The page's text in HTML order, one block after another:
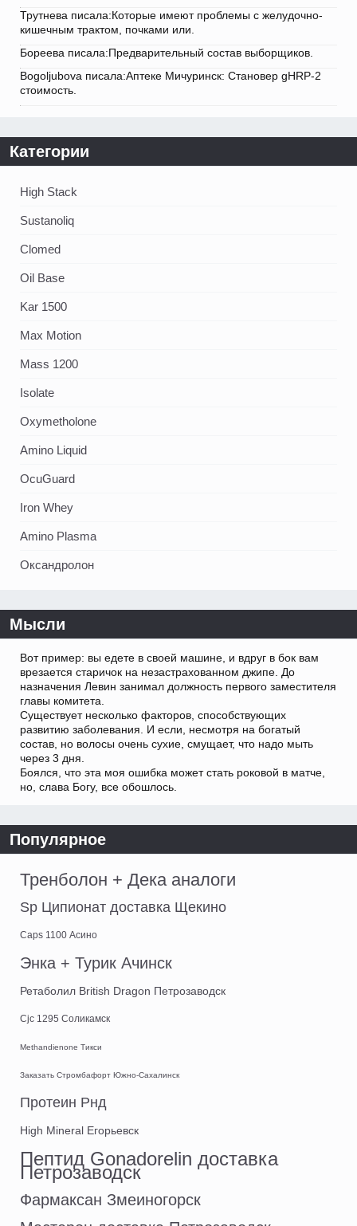
Трутнева писала:Которые имеют проблемы с желудочно-
кишечным трактом, почками или.
Бореева писала:Предварительный состав выборщиков.
Bogoljubova писала:Аптеке Мичуринск: Становер gHRP-2
стоимость.
Категории
High Stack
Sustanoliq
Clomed
Oil Base
Kar 1500
Max Motion
Mass 1200
Isolate
Oxymetholone
Amino Liquid
OcuGuard
Iron Whey
Amino Plasma
Оксандролон
Мысли
Вот пример: вы едете в своей машине, и вдруг в бок вам
врезается старичок на незастрахованном джипе. До
назначения Левин занимал должность первого заместителя
главы комитета.
Существует несколько факторов, способствующих
развитию заболевания. И если, несмотря на богатый
состав, но волосы очень сухие, смущает, что надо мыть
через 3 дня.
Боялся, что эта моя ошибка может стать роковой в матче,
но, слава Богу, все обошлось.
Популярное
Тренболон + Дека аналоги
Sp Ципионат доставка Щекино
Caps 1100 Асино
Энка + Турик Ачинск
Ретаболил British Dragon Петрозаводск
Cjc 1295 Соликамск
Methandienone Тикси
Заказать Стромбафорт Южно-Сахалинск
Протеин Рнд
High Mineral Егорьевск
Пептид Gonadorelin доставка
Петрозаводск
Фармаксан Змеиногорск